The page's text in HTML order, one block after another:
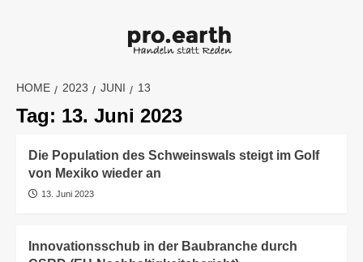
HOME 2023 JUNI 13
Tag: 13. Juni 2023
Die Population des Schweinswals steigt im Golf
von Mexiko wieder an
13. Juni 2023
Innovationsschub in der Baubranche durch